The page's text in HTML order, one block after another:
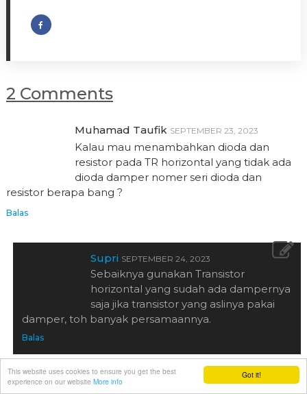
Got it!
This website uses cookies to ensure you get the best
experience on our website More info
2 Comments
Muhamad Taufik SEPTEMBER 23, 2023
Kalau mau menambahkan dioda dan
resistor pada TR horizontal yang tidak ada
dioda damper nomer seri dioda dan
resistor berapa bang ?
Balas
Supri SEPTEMBER 24, 2023
Sebaiknya gunakan Transistor
horizontal yang sudah ada dampernya
saja jika transistor yang aslinya pakai
damper, toh banyak persamaannya.
Balas